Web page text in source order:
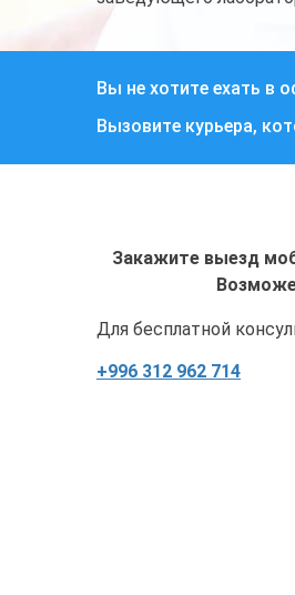
Вы не хотите ехать в
Вызовите курьера,
Закажите выезд
Для бесплатной
+996 312 962 714